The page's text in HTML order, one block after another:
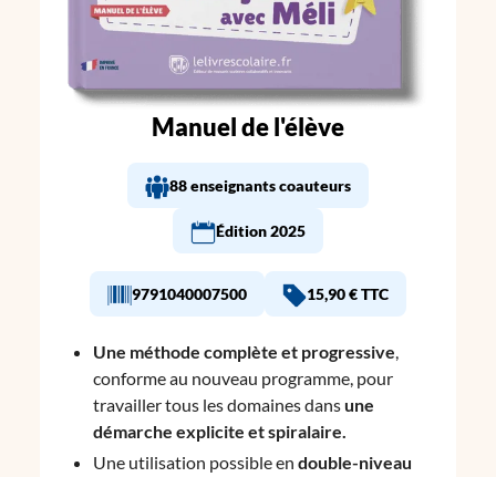
Manuel de l'élève
88 enseignants coauteurs
Édition 2025
9791040007500 15,90 € TTC
Une méthode complète et progressive,
conforme au nouveau programme, pour
travailler tous les domaines dansune
démarche explicite et spiralaire.
Une utilisation possible en double-niveau